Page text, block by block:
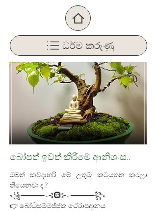
ධර්ම කරුණු
බෝපත් ඉවත් කිරීමේ ආනිශංස..
ඔබත් කවදාහරි මේ උතුම් කටයුත්ත කරලා
තියෙනවා ද ?
꧁━━━━━━ •⊰🛞⊱• ━━━━━━꧂
👉 බෝධිසම්මජ්ජක ථේරාපදානය